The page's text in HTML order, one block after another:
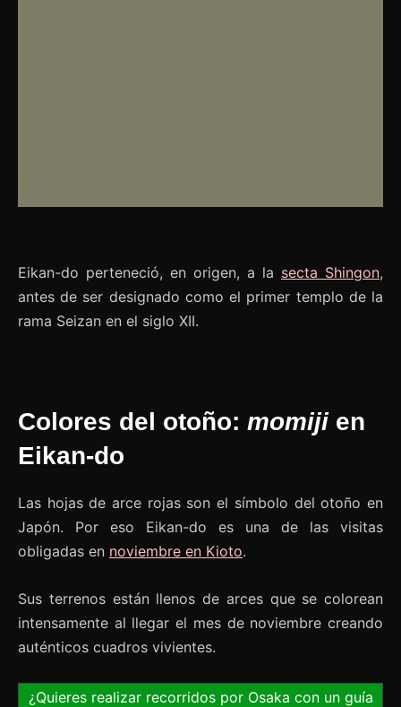
Eikan-do perteneció, en origen, a la secta Shingon,
antes de ser designado como el primer templo de la
rama Seizan en el siglo XII.
Colores del otoño: momijien
Eikan-do
Las hojas de arce rojas son el símbolo del otoño en
Japón. Por eso Eikan-do es una de las visitas
obligadas en noviembre en Kioto.
Sus terrenos están llenos de arces que se colorean
intensamente al llegar el mes de noviembre creando
auténticos cuadros vivientes.
¿Quieres realizar recorridos por Osaka con un guía